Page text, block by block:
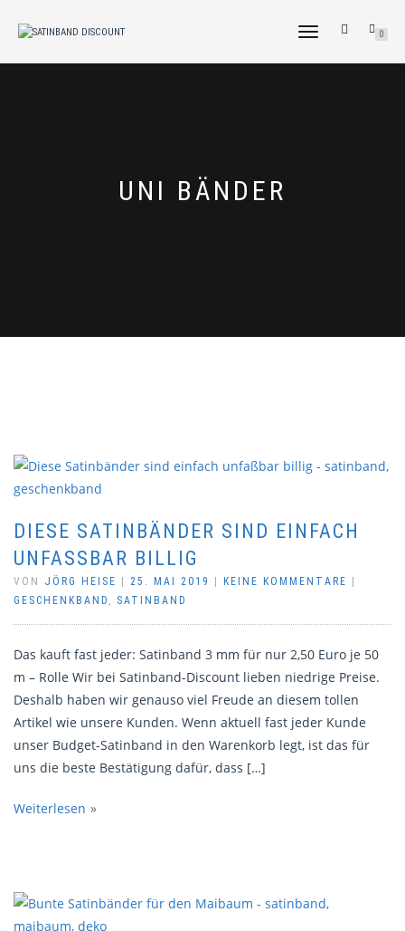
NAVIGATION
0
TAG:
UNI BÄNDER
DIESE SATINBÄNDER SIND EINFACH
UNFASSBAR BILLIG
VON JÖRG HEISE 25. MAI 2019 KEINE KOMMENTARE
GESCHENKBAND , SATINBAND
Das kauft fast jeder: Satinband 3 mm für nur 2,50 Euro je 50
m – Rolle Wir bei Satinband-Discount lieben niedrige Preise.
Deshalb haben wir genauso viel Freude an diesem tollen
Artikel wie unsere Kunden. Wenn aktuell fast jeder Kunde
unser Budget-Satinband in den Warenkorb legt, ist das für
uns die beste Bestätigung dafür, dass […]
Weiterlesen